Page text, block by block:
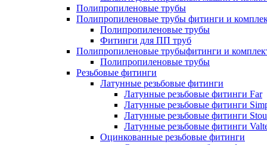
Полипропиленовые трубы
Полипропиленовые трубы фитинги и
Полипропиленовые трубы
Фитинги для ПП труб
Полипропиленовые трубыфитинги и
Полипропиленовые трубы
Резьбовые фитинги
Латунные резьбовые фитинги
Латунные резьбовые фитинги Far
Латунные резьбовые фитинги
Латунные резьбовые фитинги
Латунные резьбовые фитинги
Оцинкованные резьбовые фитинги